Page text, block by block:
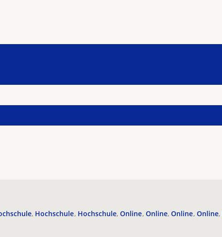
Hochschule Hochschule Online Online Online Online